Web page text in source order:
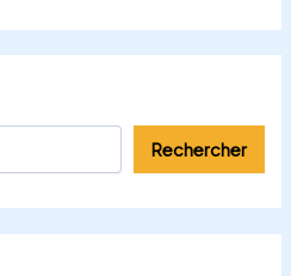
Rechercher